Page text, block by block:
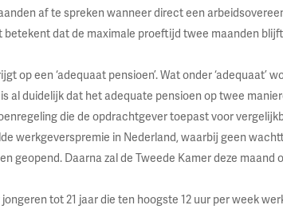
af te spreken wanneer direct een
dat de maximale proeftijd twee maanden
op een ‘adequaat pensioen’. Wat onder ‘adequaat’
al duidelijk dat het adequate pensioen op twee
die de opdrachtgever toepast voor
werkgeverspremie in Nederland, waarbij geen
geopend. Daarna zal de Tweede Kamer deze maand
tot 21 jaar die ten hoogste 12 uur per week